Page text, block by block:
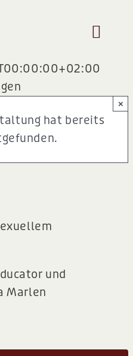
Toggle
HOME
MIT MIR
hat bereits
×
und
Marlen